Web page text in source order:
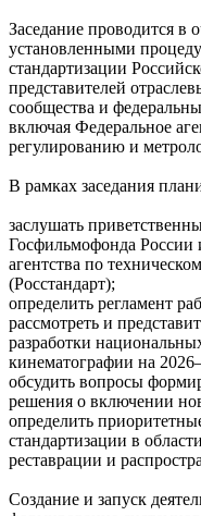
Заседание проводится в
установленными
стандартизации
представителей
сообщества и
включая Федеральное
регулированию и
В рамках заседания
заслушать
Госфильмофонда России
агентства по
(Росстандарт);
определить регламент
рассмотреть и
разработки
кинематографии на
обсудить вопросы
решения о включении
определить
стандартизации в
реставрации и
Создание и запуск